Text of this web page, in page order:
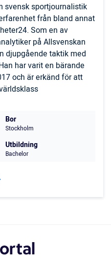
svensk sportjournalistik
från bland annat
Som en av
på Allsvenskan
djupgående taktik med
har varit en bärande
och är erkänd för att
Bor
Stockholm
Utbildning
Bachelor